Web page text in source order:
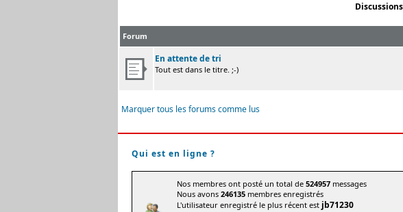
Forum
En attente de tri
Tout est dans le titre. ;-)
Marquer tous les forums comme lus
Qui est en ligne ?
Nos membres ont posté un total de 524957 messages
Nous avons 246135 membres enregistrés
L'utilisateur enregistré le plus récent est jb71230